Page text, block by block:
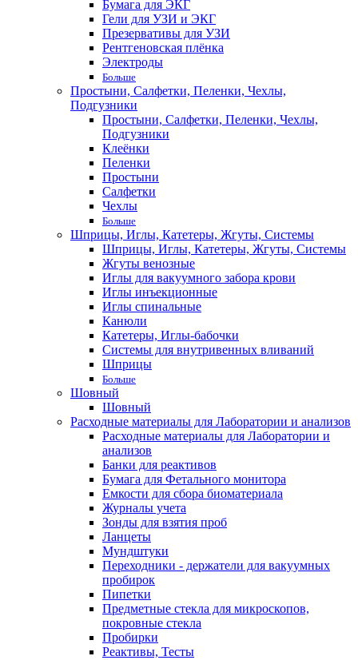
Бумага для ЭКГ
Гели для УЗИ и ЭКГ
Презервативы для УЗИ
Рентгеновская плёнка
Электроды
Больше
Простыни, Салфетки, Пеленки, Чехлы,
Подгузники
Простыни, Салфетки, Пеленки, Чехлы,
Подгузники
Клеёнки
Пеленки
Простыни
Салфетки
Чехлы
Больше
Шприцы, Иглы, Катетеры, Жгуты, Системы
Шприцы, Иглы, Катетеры, Жгуты, Системы
Жгуты венозные
Иглы для вакуумного забора крови
Иглы инъекционные
Иглы спинальные
Канюли
Катетеры, Иглы-бабочки
Системы для внутривенных вливаний
Шприцы
Больше
Шовный
Шовный
Расходные материалы для Лаборатории и анализов
Расходные материалы для Лаборатории и
анализов
Банки для реактивов
Бумага для Фетального монитора
Емкости для сбора биоматериала
Журналы учета
Зонды для взятия проб
Ланцеты
Мундштуки
Переходники - держатели для вакуумных
пробирок
Пипетки
Предметные стекла для микроскопов,
покровные стекла
Пробирки
Реактивы, Тесты